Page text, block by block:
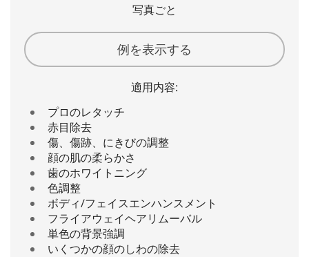
写真ごと
例を表示する
適用内容:
プロのレタッチ
赤目除去
傷、傷跡、にきびの調整
顔の肌の柔らかさ
歯のホワイトニング
色調整
ボディ/フェイスエンハンスメント
フライアウェイヘアリムーバル
単色の背景強調
いくつかの顔のしわの除去